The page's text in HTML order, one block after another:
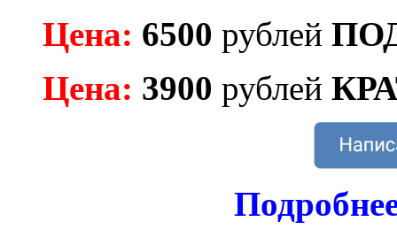
Цена: 6500 рублей
Цена: 3900 рублей